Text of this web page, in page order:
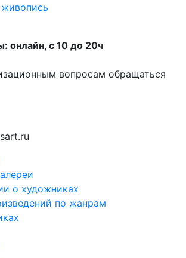
онлайн, с 10 до 20ч
вопросам обращаться
о художниках
по жанрам